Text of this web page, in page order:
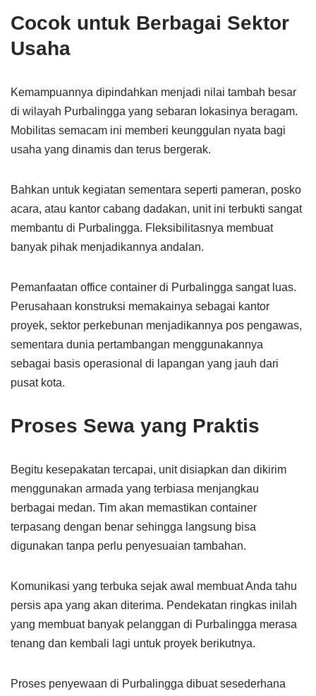
Cocok untuk Berbagai Sektor
Usaha
Kemampuannya dipindahkan menjadi nilai tambah besar
di wilayah Purbalingga yang sebaran lokasinya beragam.
Mobilitas semacam ini memberi keunggulan nyata bagi
usaha yang dinamis dan terus bergerak.
Bahkan untuk kegiatan sementara seperti pameran, posko
acara, atau kantor cabang dadakan, unit ini terbukti sangat
membantu di Purbalingga. Fleksibilitasnya membuat
banyak pihak menjadikannya andalan.
Pemanfaatan office container di Purbalingga sangat luas.
Perusahaan konstruksi memakainya sebagai kantor
proyek, sektor perkebunan menjadikannya pos pengawas,
sementara dunia pertambangan menggunakannya
sebagai basis operasional di lapangan yang jauh dari
pusat kota.
Proses Sewa yang Praktis
Begitu kesepakatan tercapai, unit disiapkan dan dikirim
menggunakan armada yang terbiasa menjangkau
berbagai medan. Tim akan memastikan container
terpasang dengan benar sehingga langsung bisa
digunakan tanpa perlu penyesuaian tambahan.
Komunikasi yang terbuka sejak awal membuat Anda tahu
persis apa yang akan diterima. Pendekatan ringkas inilah
yang membuat banyak pelanggan di Purbalingga merasa
tenang dan kembali lagi untuk proyek berikutnya.
Proses penyewaan di Purbalingga dibuat sesederhana